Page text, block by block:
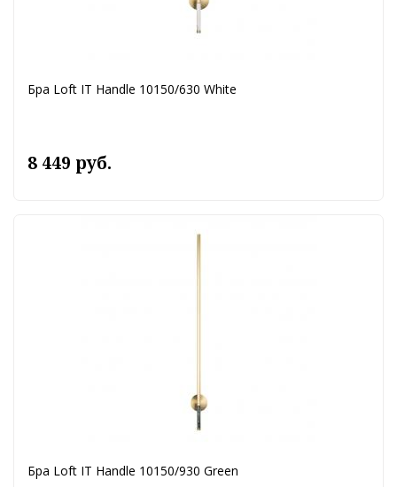
Бра Loft IT Handle 10150/630 White
8 449 руб.
Бра Loft IT Handle 10150/930 Green